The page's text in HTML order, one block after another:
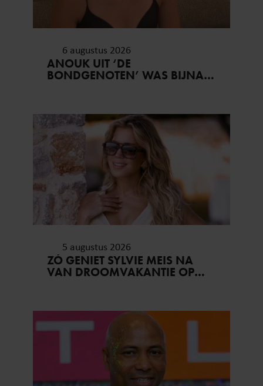
6 augustus 2026
ANOUK UIT ‘DE
BONDGENOTEN’ WAS BIJNA
5 augustus 2026
ZÓ GENIET SYLVIE MEIS NA
VAN DROOMVAKANTIE OP